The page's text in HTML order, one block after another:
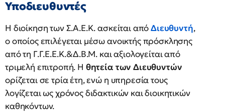
Υποδιευθυντές
Η διοίκηση των Σ.Α.Ε.Κ. ασκείται απόΔιευθυντή,
ο οποίος επιλέγεται μέσω ανοικτής πρόσκλησης
από τη Γ.Γ.Ε.Ε.Κ.&Δ.Β.Μ. και αξιολογείται από
τριμελή επιτροπή. Η θητεία των Διευθυντών
ορίζεται σε τρία έτη, ενώ η υπηρεσία τους
λογίζεται ως χρόνος διδακτικών και διοικητικών
καθηκόντων.